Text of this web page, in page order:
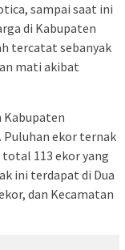
sampai saat ini
di Kabupaten
tercatat sebanyak
mati akibat
Kabupaten
Puluhan ekor ternak
113 ekor yang
ini terdapat di Dua
dan Kecamatan